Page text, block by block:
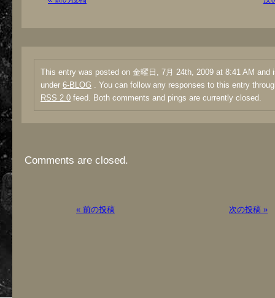
This entry was posted on 金曜日, 7月 24th, 2009 at 8:41 AM and
under 6-BLOG . You can follow any responses to this entry
RSS 2.0 feed. Both comments and pings are currently closed.
Comments are closed.
« 前の投稿 次の投稿 »